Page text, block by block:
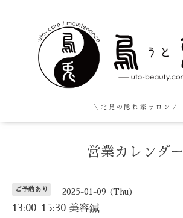
＼ 北 見 の 隠 れ 家 サ ロ ン ／
営業カレンダー
ご予約あり 2025-01-09 (Thu)
13:00-15:30 美容鍼